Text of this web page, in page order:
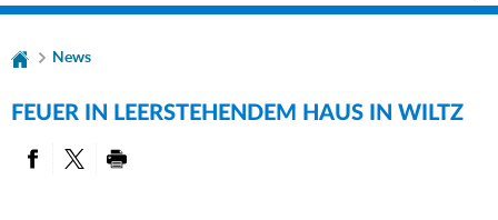
Menu
News
FEUER IN LEERSTEHENDEM HAUS IN WILTZ